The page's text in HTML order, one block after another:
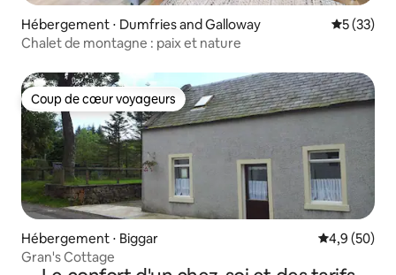
Hébergement ⋅ Dumfries and Galloway
5 (33)
Chalet de montagne : paix et nature
Coup de cœur voyageurs
Coup de cœur voyageurs
Hébergement ⋅ Biggar Évaluation
4,9 (50)
Gran's Cottage